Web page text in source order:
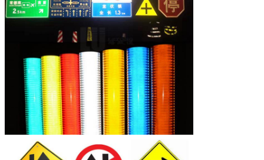
Доставка
7 дней, согласно количеству заказа